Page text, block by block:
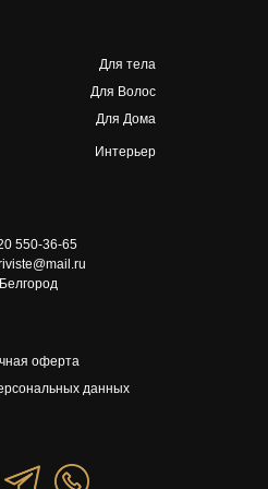
550-36-65
Белгород
Для тела
Для Волос
Для Дома
Интерьер
оферта
данных